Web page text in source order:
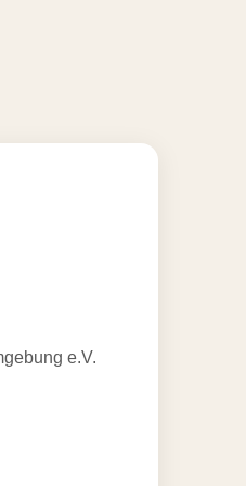
e.V.